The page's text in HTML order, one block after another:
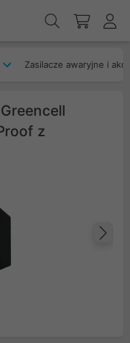
Zasilacze awaryjne i
z